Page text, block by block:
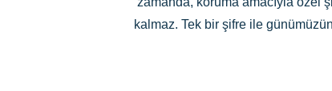
kalmaz. Tek bir şifre ile